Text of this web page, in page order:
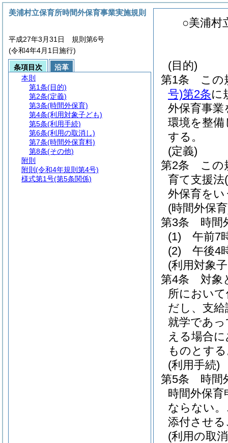
○美浦村
(目的)
第1条
この
号)第2条に
外保育事
環境を整
する。
(定義)
第2条
この
育て支援法
外保育をい
(時間外保
第3条
時間
(1)
午前7
(2)
午後4
(利用対象
第4条
対象
所におい
だし、支
就学であ
える場合
ものとす
(利用手続)
第5条
時間
時間外保育
ならない。
添付させ
(利用の取
美浦村立保育所時間外保育事業実施規則
平成27年3月31日 規則第6号
(令和4年4月1日施行)
条項目次
沿革
本則
第1条(目的)
第2条(定義)
第3条(時間外保育)
第4条(利用対象子ども)
第5条(利用手続)
第6条(利用の取消し)
第7条(時間外保育料)
第8条(その他)
附則
附則 (令和4年規則第4号)
様式第1号(第5条関係)